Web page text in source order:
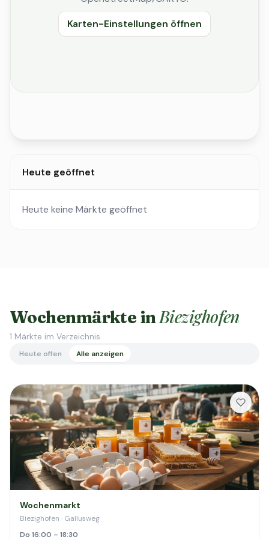
Karten-Einstellungen öffnen
Heute geöffnet
Heute keine Märkte geöffnet
Wochenmärkte inBiezighofen
1 Märkte im Verzeichnis
Heute offen Alle anzeigen
Wochenmarkt
Biezighofen · Gallusweg
Do 16:00 – 18:30